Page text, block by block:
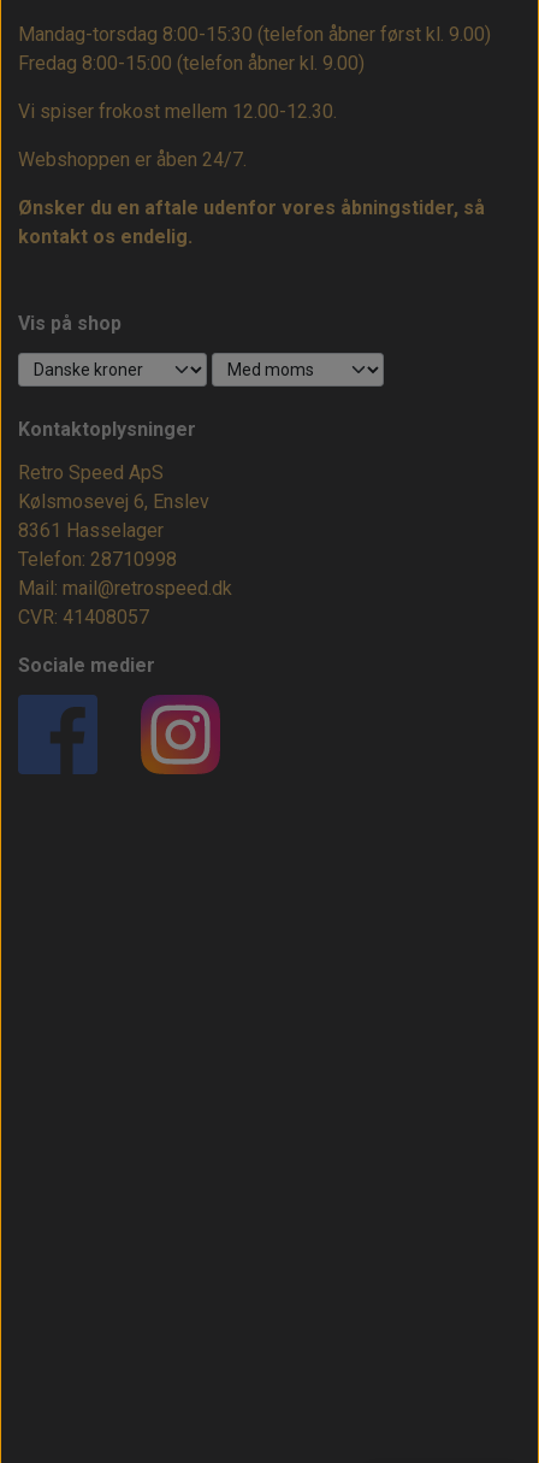
Mandag-torsdag 8:00-15:30 (telefon åbner først kl. 9.00)
Fredag 8:00-15:00 (telefon åbner kl. 9.00)
Vi spiser frokost mellem 12.00-12.30.
Webshoppen er åben 24/7.
Ønsker du en aftale udenfor vores åbningstider, så
kontakt os endelig.
Vis på shop
Kontaktoplysninger
Retro Speed ApS
Kølsmosevej 6, Enslev
8361 Hasselager
Telefon: 28710998
Mail: mail@retrospeed.dk
CVR: 41408057
Sociale medier